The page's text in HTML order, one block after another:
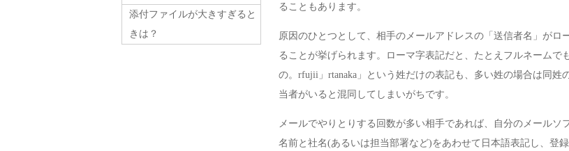
ることもあります。
原因のひとつとして、相手のメールアドレスの「送信者名」がロ
ることが挙げられます。ローマ字表記だと、たとえフルネームで
の。rfujii」rtanaka」という姓だけの表記も、多い姓の場合は同姓
当者がいると混同してしまいがちです。
メールでやりとりする回数が多い相手であれば、自分のメールソ
名前と社名(あるいは担当部署など)をあわせて日本語表記し、登
添付ファイルが大きすぎると
きは？